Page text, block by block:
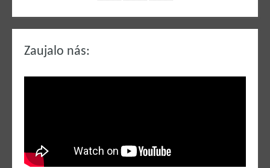
Zaujalo nás: